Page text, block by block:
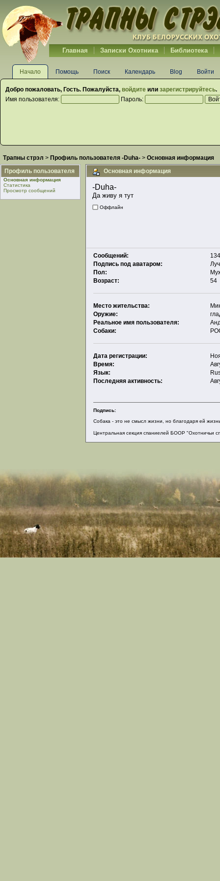
Главная Записки Охотника Библиотека
Начало Помощь Поиск Календарь Blog Войти
Добро пожаловать, Гость. Пожалуйста, войдите или зарегистрируйтесь.
Имя пользователя:
Пароль:
Трапны стрэл > Профиль пользователя -Duha- > Основная информация
Профиль пользователя
Основная информация
Статистика
Просмотр сообщений
Основная информация
-Duha-
Да живу я тут
Оффлайн
Сообщений:
Подпись под аватаром:
Пол:
Возраст:
54
Место жительства:
Оружие:
Реальное имя пользователя:
Собаки:
Дата регистрации:
Время:
Язык:
Последняя активность:
Подпись:
Собака - это не смысл жизни, но благодаря ей
Центральная секция спаниелей БООР "Охотничьи